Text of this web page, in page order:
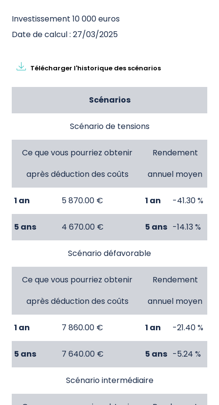
Investissement 10 000 euros
Date de calcul : 27/03/2025
Télécharger l'historique des scénarios
Scénarios
Scénario de tensions
Ce que vous pourriez obtenir
après déduction des coûts
Rendement
annuel moyen
1 an 5 870.00 € 1 an -41.30 %
5 ans 4 670.00 € 5 ans -14.13 %
Scénario défavorable
Ce que vous pourriez obtenir
après déduction des coûts
Rendement
annuel moyen
1 an 7 860.00 € 1 an -21.40 %
5 ans 7 640.00 € 5 ans -5.24 %
Scénario intermédiaire